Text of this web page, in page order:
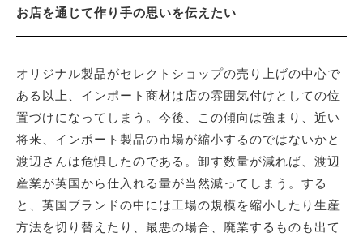
お店を通じて作り手の思いを伝えたい
オリジナル製品がセレクトショップの売り上げの中心で
ある以上、インポート商材は店の雰囲気付けとしての位
置づけになってしまう。今後、この傾向は強まり、近い
将来、インポート製品の市場が縮小するのではないかと
渡辺さんは危惧したのである。卸す数量が減れば、渡辺
産業が英国から仕入れる量が当然減ってしまう。する
と、英国ブランドの中には工場の規模を縮小したり生産
方法を切り替えたり、最悪の場合、廃業するものも出て
LIFESTYLE
COLUMN
MAGAZINE
ABOUT SITE
サイトマップ